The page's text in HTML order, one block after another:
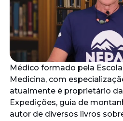
Médico formado pela
Medicina, com
atualmente é proprietário
Expedições, guia de
autor de diversos livros